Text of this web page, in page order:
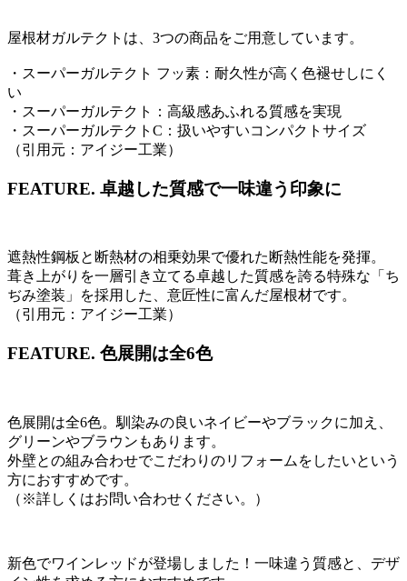
屋根材ガルテクトは、3つの商品をご用意しています。
・スーパーガルテクト フッ素：耐久性が高く色褪せしにく
い
・スーパーガルテクト：高級感あふれる質感を実現
・スーパーガルテクトC：扱いやすいコンパクトサイズ
（引用元：アイジー工業）
FEATURE. 卓越した質感で一味違う印象に
遮熱性鋼板と断熱材の相乗効果で優れた断熱性能を発揮。
葺き上がりを一層引き立てる卓越した質感を誇る特殊な「ち
ぢみ塗装」を採用した、意匠性に富んだ屋根材です。
（引用元：アイジー工業）
FEATURE. 色展開は全6色
色展開は全6色。馴染みの良いネイビーやブラックに加え、
グリーンやブラウンもあります。
外壁との組み合わせでこだわりのリフォームをしたいという
方におすすめです。
（※詳しくはお問い合わせください。）
新色でワインレッドが登場しました！一味違う質感と、デザ